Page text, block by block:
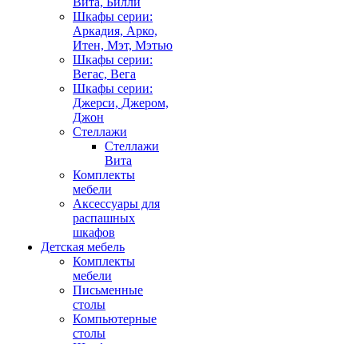
Шкафы серии:
Аркадия, Арко,
Итен, Мэт, Мэтью
Шкафы серии:
Вегас, Вега
Шкафы серии:
Джерси, Джером,
Джон
Стеллажи
Стеллажи
Вита
Комплекты
мебели
Аксессуары для
распашных
шкафов
Детская мебель
Комплекты
мебели
Письменные
столы
Компьютерные
столы